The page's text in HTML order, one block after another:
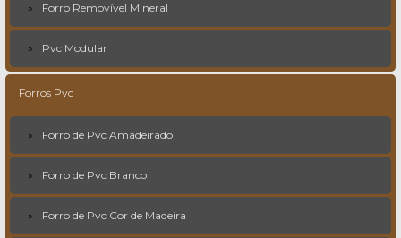
Forro Removível Mineral
Pvc Modular
Forros Pvc
Forro de Pvc Amadeirado
Forro de Pvc Branco
Forro de Pvc Cor de Madeira